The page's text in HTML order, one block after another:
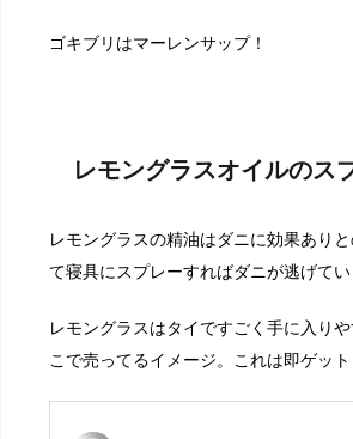
ゴキブリはマーレンサップ！
レモングラスオイルのス
レモングラスの精油はダニに効果あり
て寝具にスプレーすればダニが逃げてい
レモングラスはタイですごく手に入り
こで売ってるイメージ。これは即ゲット